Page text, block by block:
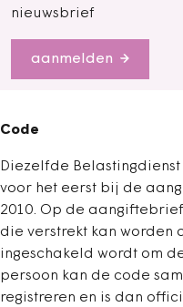
nieuwsbrief
aanmelden
Code
Diezelfde
voor het eerst bij de
2010. Op de
die verstrekt kan worden
ingeschakeld wordt om
persoon kan de code
registreren en is dan